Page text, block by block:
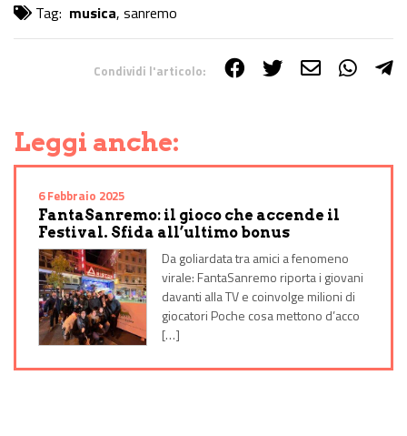
Tag: musica, sanremo
Condividi l'articolo:
Leggi anche:
6 Febbraio 2025
FantaSanremo: il gioco che accende il
Festival. Sfida all’ultimo bonus
Da goliardata tra amici a fenomeno
virale: FantaSanremo riporta i giovani
davanti alla TV e coinvolge milioni di
giocatori Poche cosa mettono d’acco
[…]